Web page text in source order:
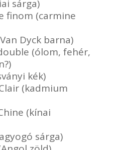
sárga)
finom (carmine
Dyck barna)
(ólom, fehér,
kék)
(kadmium
(kínai
sárga)